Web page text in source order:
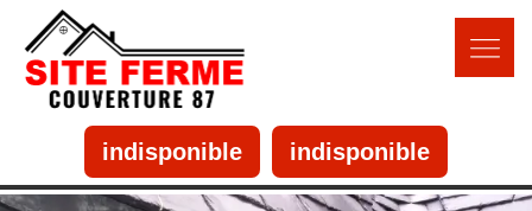
indisponible indisponible